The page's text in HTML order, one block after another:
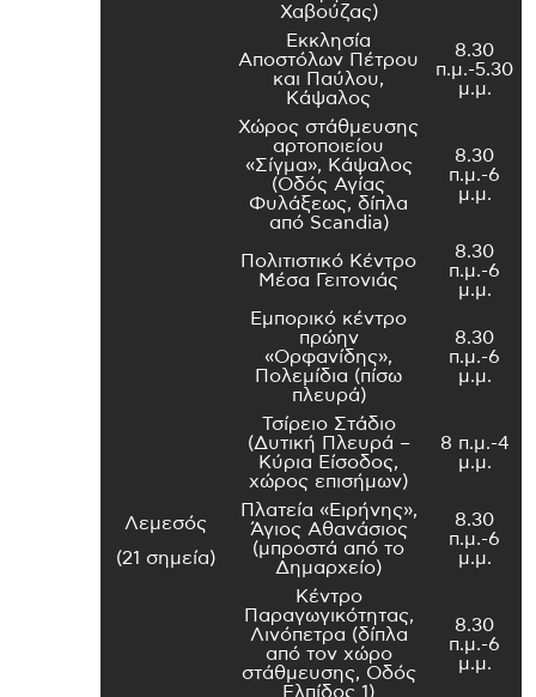
Λεμεσός
(21 σημεία)
Χαβούζας)
Εκκλησία
Αποστόλων Πέτρου
και Παύλου,
Κάψαλος
8.30
π.μ.-5.30
μ.μ.
Χώρος στάθμευσης
αρτοποιείου
«Σίγμα», Κάψαλος
(Οδός Αγίας
Φυλάξεως, δίπλα
από Scandia)
8.30
π.μ.-6
μ.μ.
Πολιτιστικό Κέντρο
Μέσα Γειτονιάς
8.30
π.μ.-6
μ.μ.
Εμπορικό κέντρο
πρώην
«Ορφανίδης»,
Πολεμίδια (πίσω
πλευρά)
8.30
π.μ.-6
μ.μ.
Τσίρειο Στάδιο
(Δυτική Πλευρά –
Κύρια Είσοδος,
χώρος επισήμων)
8 π.μ.-4
μ.μ.
Πλατεία «Ειρήνης»,
Άγιος Αθανάσιος
(μπροστά από το
Δημαρχείο)
8.30
π.μ.-6
μ.μ.
Κέντρο
Παραγωγικότητας,
Λινόπετρα (δίπλα
από τον χώρο
στάθμευσης, Οδός
Ελπίδος 1)
8.30
π.μ.-6
μ.μ.